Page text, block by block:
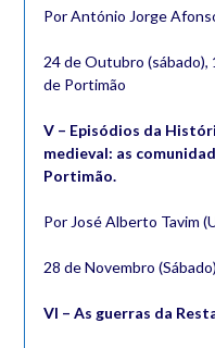
Por António Jorge
24 de Outubro (sábado),
de Portimão
V – Episódios da
medieval: as
Portimão.
Por José Alberto Tavim
28 de Novembro
VI – As guerras da